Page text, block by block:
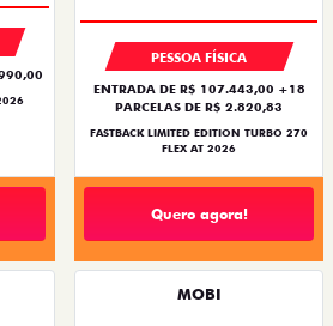
PESSOA FÍSICA
ENTRADA DE R$ 107.443,00 +18
PARCELAS DE R$ 2.820,83
FASTBACK LIMITED EDITION TURBO 270
FLEX AT 2026
Quero agora!
MOBI